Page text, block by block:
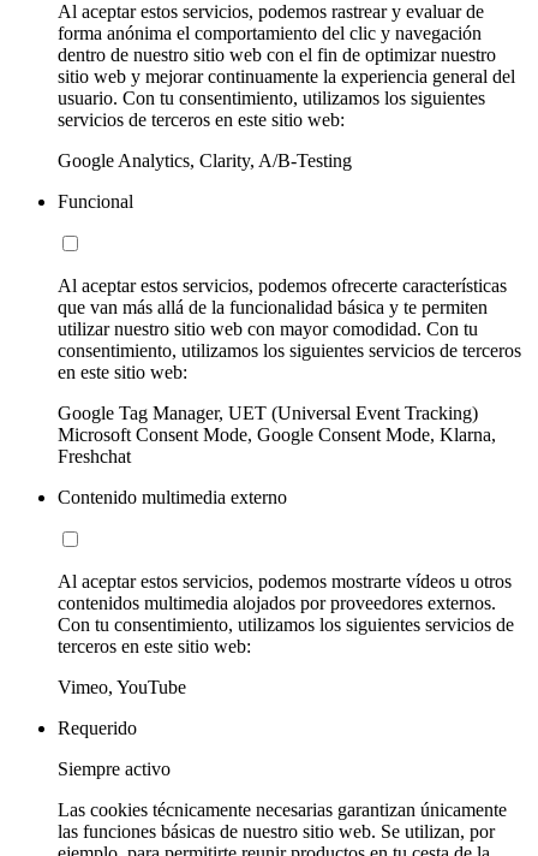
Al aceptar estos servicios, podemos rastrear y evaluar de
forma anónima el comportamiento del clic y navegación
dentro de nuestro sitio web con el fin de optimizar nuestro
sitio web y mejorar continuamente la experiencia general del
usuario. Con tu consentimiento, utilizamos los siguientes
servicios de terceros en este sitio web:
Google Analytics, Clarity, A/B-Testing
Funcional
Al aceptar estos servicios, podemos ofrecerte características
que van más allá de la funcionalidad básica y te permiten
utilizar nuestro sitio web con mayor comodidad. Con tu
consentimiento, utilizamos los siguientes servicios de terceros
en este sitio web:
Google Tag Manager, UET (Universal Event Tracking)
Microsoft Consent Mode, Google Consent Mode, Klarna,
Freshchat
Contenido multimedia externo
Al aceptar estos servicios, podemos mostrarte vídeos u otros
contenidos multimedia alojados por proveedores externos.
Con tu consentimiento, utilizamos los siguientes servicios de
terceros en este sitio web:
Vimeo, YouTube
Requerido
Siempre activo
Las cookies técnicamente necesarias garantizan únicamente
las funciones básicas de nuestro sitio web. Se utilizan, por